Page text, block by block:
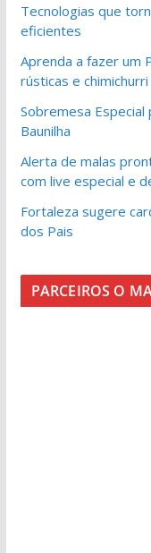
Tecnologias que
eficientes
Aprenda a fazer um
rústicas e chimichurri
Sobremesa Especial
Baunilha
Alerta de malas
com live especial e
Fortaleza sugere
dos Pais
PARCEIROS O